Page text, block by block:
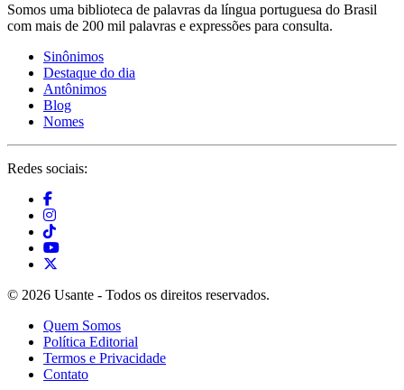
Somos uma biblioteca de palavras da língua portuguesa do Brasil
com mais de 200 mil palavras e expressões para consulta.
Sinônimos
Destaque do dia
Antônimos
Blog
Nomes
Redes sociais:
© 2026 Usante - Todos os direitos reservados.
Quem Somos
Política Editorial
Termos e Privacidade
Contato